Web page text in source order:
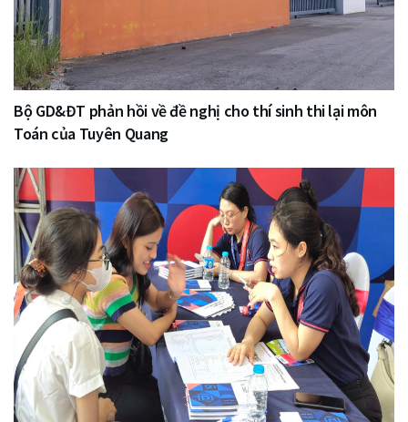
Bộ GD&ĐT phản hồi về đề nghị cho thí sinh thi lại môn
Toán của Tuyên Quang